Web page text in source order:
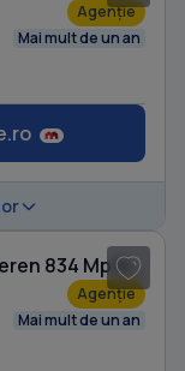
Agenție
Mai mult de un an
Casă individuală cu 4 camere cu Teren 834 Mp în Micro 14
Agenție
Mai mult de un an